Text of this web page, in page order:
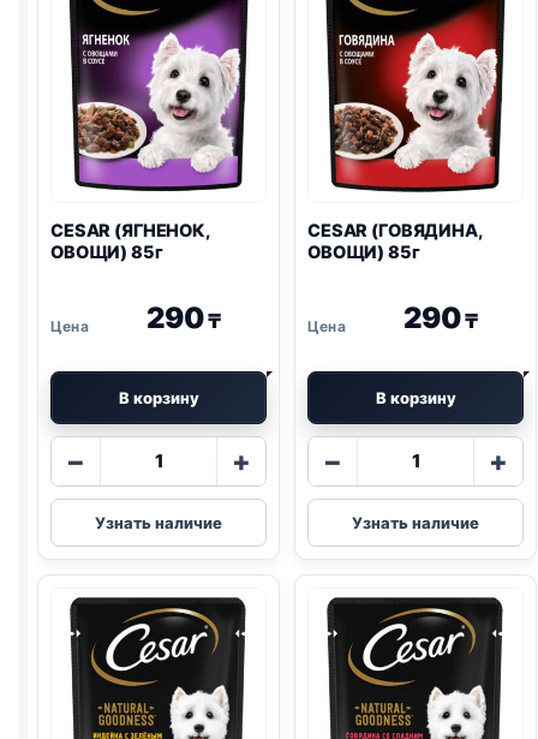
CESAR (ЯГНЕНОК,
ОВОЩИ) 85г
290₸
В корзину
−
Количество
CESAR
(ЯГНЕНОК,
ОВОЩИ)
+
Узнать наличие
CESAR (ГОВЯДИНА,
ОВОЩИ) 85г
290₸
В корзину
−
Количество
CESAR
(ГОВЯДИНА,
ОВОЩИ)
+
Узнать наличие